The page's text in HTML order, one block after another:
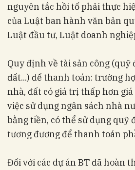
nguyên tắc hồi tố phải thực
của Luật ban hành văn bản
Luật đầu tư, Luật doanh
Quy định về tài sản công (quỹ
đất...) để thanh toán: trường
nhà, đất có giá trị thấp hơn
việc sử dụng ngân sách nhà
bằng tiền, có thể sử dụng quỹ
tương đương để thanh toán
Đối với các dự án BT đã hoàn